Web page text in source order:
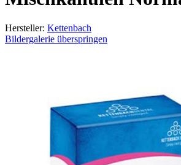
Hersteller: Kettenbach
Bildergalerie überspringen